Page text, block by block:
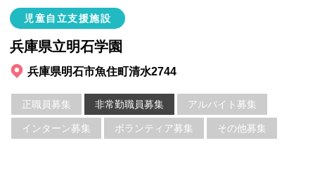
児童自立支援施設
兵庫県立明石学園
兵庫県明石市魚住町清水2744
正職員募集 非常勤職員募集 アルバイト募集
インターン募集 ボランティア募集 その他募集